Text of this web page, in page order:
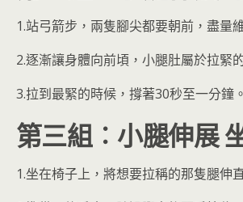
1.站弓箭步，兩隻腳尖都要朝前，盡量
2.逐漸讓身體向前頃，小腿肚屬於拉緊
3.拉到最緊的時候，撐著30秒至一分鐘。
第三組︰ 小腿伸展
1.坐在椅子上，將想要拉稱的那隻腿伸